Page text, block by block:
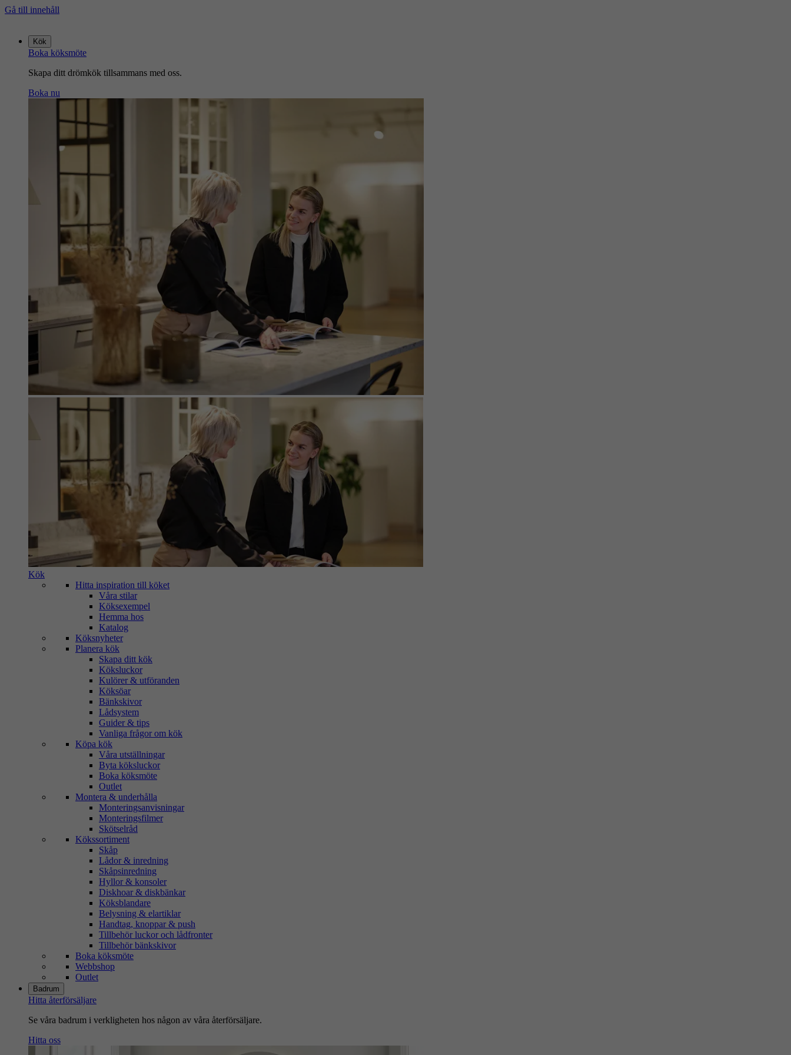
Gå till innehåll
startsidan
Kök
Boka köksmöte
Skapa ditt drömkök tillsammans med oss.
Boka nu
Kök
Hitta inspiration till köket
Våra stilar
Köksexempel
Hemma hos
Katalog
Köksnyheter
Planera kök
Skapa ditt kök
Köksluckor
Kulörer & utföranden
Köksöar
Bänkskivor
Lådsystem
Guider & tips
Vanliga frågor om kök
Köpa kök
Våra utställningar
Byta köksluckor
Boka köksmöte
Outlet
Montera & underhålla
Monteringsanvisningar
Monteringsfilmer
Skötselråd
Kökssortiment
Skåp
Lådor & inredning
Skåpsinredning
Hyllor & konsoler
Diskhoar & diskbänkar
Köksblandare
Belysning & elartiklar
Handtag, knoppar & push
Tillbehör luckor och lådfronter
Tillbehör bänkskivor
Boka köksmöte
Webbshop
Outlet
Badrum
Hitta återförsäljare
Se våra badrum i verkligheten hos någon av våra återförsäljare.
Hitta oss